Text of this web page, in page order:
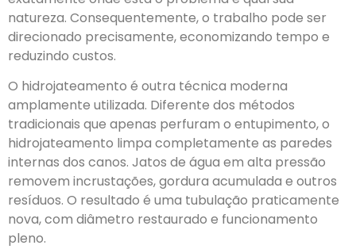
natureza. Consequentemente, o trabalho pode ser
direcionado precisamente, economizando tempo e
reduzindo custos.
O hidrojateamento é outra técnica moderna
amplamente utilizada. Diferente dos métodos
tradicionais que apenas perfuram o entupimento, o
hidrojateamento limpa completamente as paredes
internas dos canos. Jatos de água em alta pressão
removem incrustações, gordura acumulada e outros
resíduos. O resultado é uma tubulação praticamente
nova, com diâmetro restaurado e funcionamento
pleno.